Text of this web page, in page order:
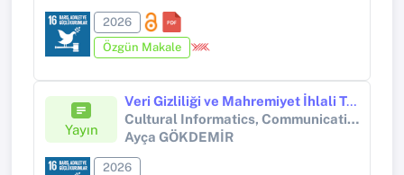
2026
Özgün Makale
Yayın
Veri Gizliliği ve Mahremiyet İhlali Tartışmasında Yeni Aktör: Akıllı Gözlükler
Cultural Informatics, Communication&Media Studies Conference
Ayça GÖKDEMİR
2026